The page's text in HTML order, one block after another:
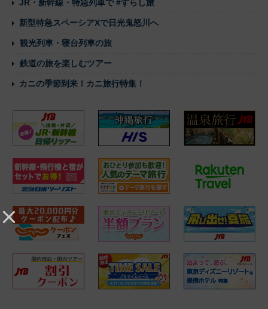
JR・新幹線・特急列車で #ずらし旅
新型特急スペーシアXで日光鬼怒川へ
観光列車・寝台列車の旅
鉄道の旅を楽しむツアー
カニの季節到来！カニ旅行特集！